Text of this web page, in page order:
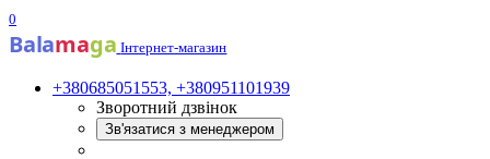
0
Balamaga Інтернет-магазин
+380685051553, +380951101939
Зворотний дзвінок
Зв'язатися з менеджером